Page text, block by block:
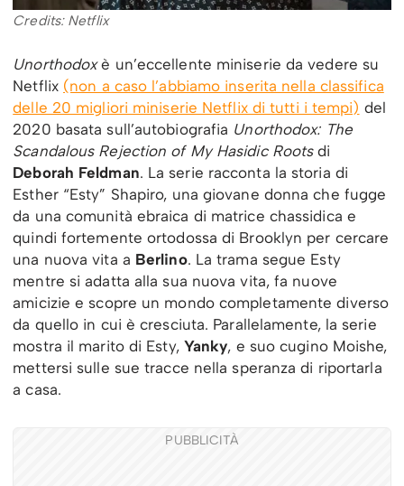
Credits: Netflix
Unorthodoxè un’eccellente miniserie da vedere su
Netflix (non a caso l’abbiamo inserita nella classifica
delle 20 migliori miniserie Netflix di tutti i tempi) del
2020 basata sull’autobiografia Unorthodox: The
Scandalous Rejection of My Hasidic Rootsdi
Deborah Feldman. La serie racconta la storia di
Esther “Esty” Shapiro, una giovane donna che fugge
da una comunità ebraica di matrice chassidica e
quindi fortemente ortodossa di Brooklyn per cercare
una nuova vita a Berlino. La trama segue Esty
mentre si adatta alla sua nuova vita, fa nuove
amicizie e scopre un mondo completamente diverso
da quello in cui è cresciuta. Parallelamente, la serie
mostra il marito di Esty, Yanky, e suo cugino Moishe,
mettersi sulle sue tracce nella speranza di riportarla
a casa.
PUBBLICITÀ